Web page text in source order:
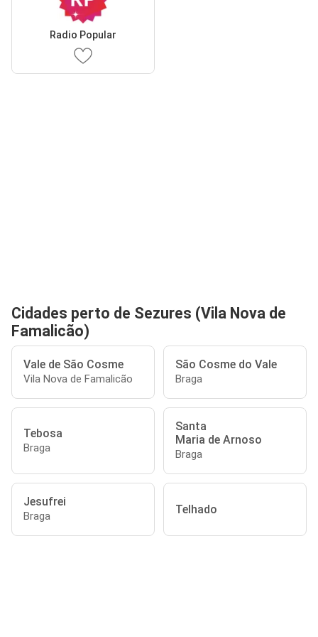
Radio Popular
Cidades perto de Sezures (Vila Nova de
Famalicão)
Vale de São Cosme
Vila Nova de Famalicão
São Cosme do Vale
Braga
Tebosa
Braga
Santa
Maria de Arnoso
Braga
Jesufrei
Braga Telhado